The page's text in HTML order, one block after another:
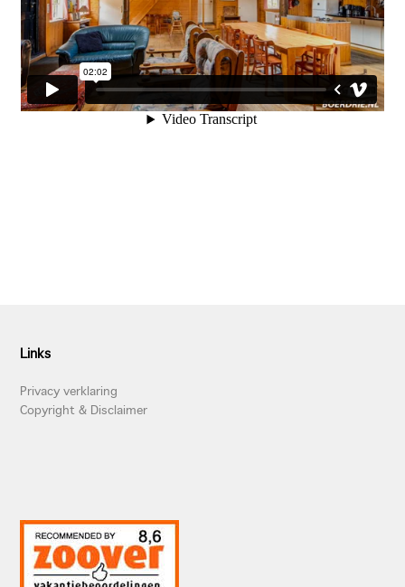
Links
Privacy verklaring
Copyright & Disclaimer